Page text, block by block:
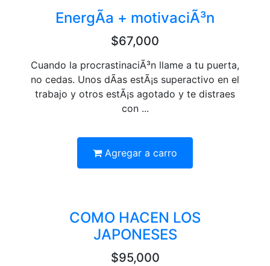
EnergÃ­a + motivaciÃ³n
$67,000
Cuando la procrastinaciÃ³n llame a tu puerta,
no cedas. Unos dÃ­as estÃ¡s superactivo en el
trabajo y otros estÃ¡s agotado y te distraes
con ...
Agregar a carro
COMO HACEN LOS
JAPONESES
$95,000